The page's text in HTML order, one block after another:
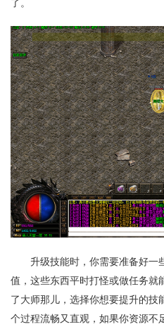
了。
升级技能时，你需要准备好一
值，这些东西平时打怪或做任务就
了大师那儿，选择你想要提升的技
个过程流畅又直观，如果你资源不